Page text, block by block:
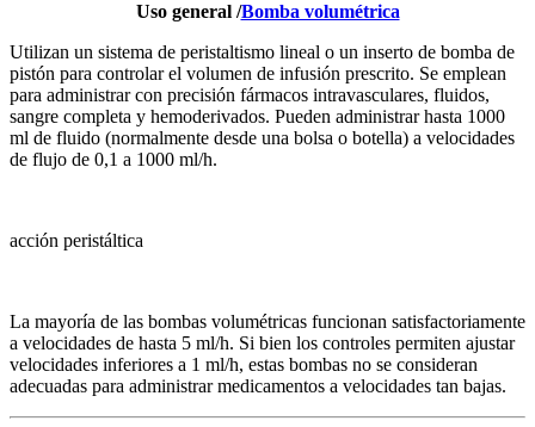
Uso general /Bomba volumétrica
Utilizan un sistema de peristaltismo lineal o un inserto de bomba de
pistón para controlar el volumen de infusión prescrito. Se emplean
para administrar con precisión fármacos intravasculares, fluidos,
sangre completa y hemoderivados. Pueden administrar hasta 1000
ml de fluido (normalmente desde una bolsa o botella) a velocidades
de flujo de 0,1 a 1000 ml/h.
acción peristáltica
La mayoría de las bombas volumétricas funcionan satisfactoriamente
a velocidades de hasta 5 ml/h. Si bien los controles permiten ajustar
velocidades inferiores a 1 ml/h, estas bombas no se consideran
adecuadas para administrar medicamentos a velocidades tan bajas.